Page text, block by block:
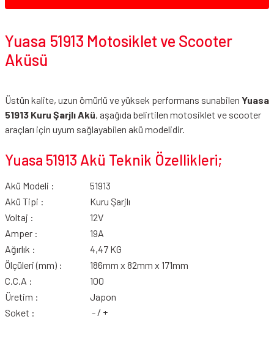
Yuasa 51913 Motosiklet ve Scooter
Aküsü
Üstün kalite, uzun ömürlü ve yüksek performans sunabilen Yuasa
51913 Kuru Şarjlı Akü, aşağıda belirtilen motosiklet ve scooter
araçları için uyum sağlayabilen akü modelidir.
Yuasa 51913 Akü Teknik Özellikleri;
Akü Modeli :
51913
Akü Tipi :
Kuru Şarjlı
Voltaj :
12V
Amper :
19A
Ağırlık :
4,47 KG
Ölçüleri (mm) :
186mm x 82mm x 171mm
C.C.A :
100
Üretim :
Japon
Soket :
- / +